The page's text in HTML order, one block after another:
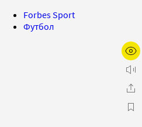
Forbes Sport
Футбол